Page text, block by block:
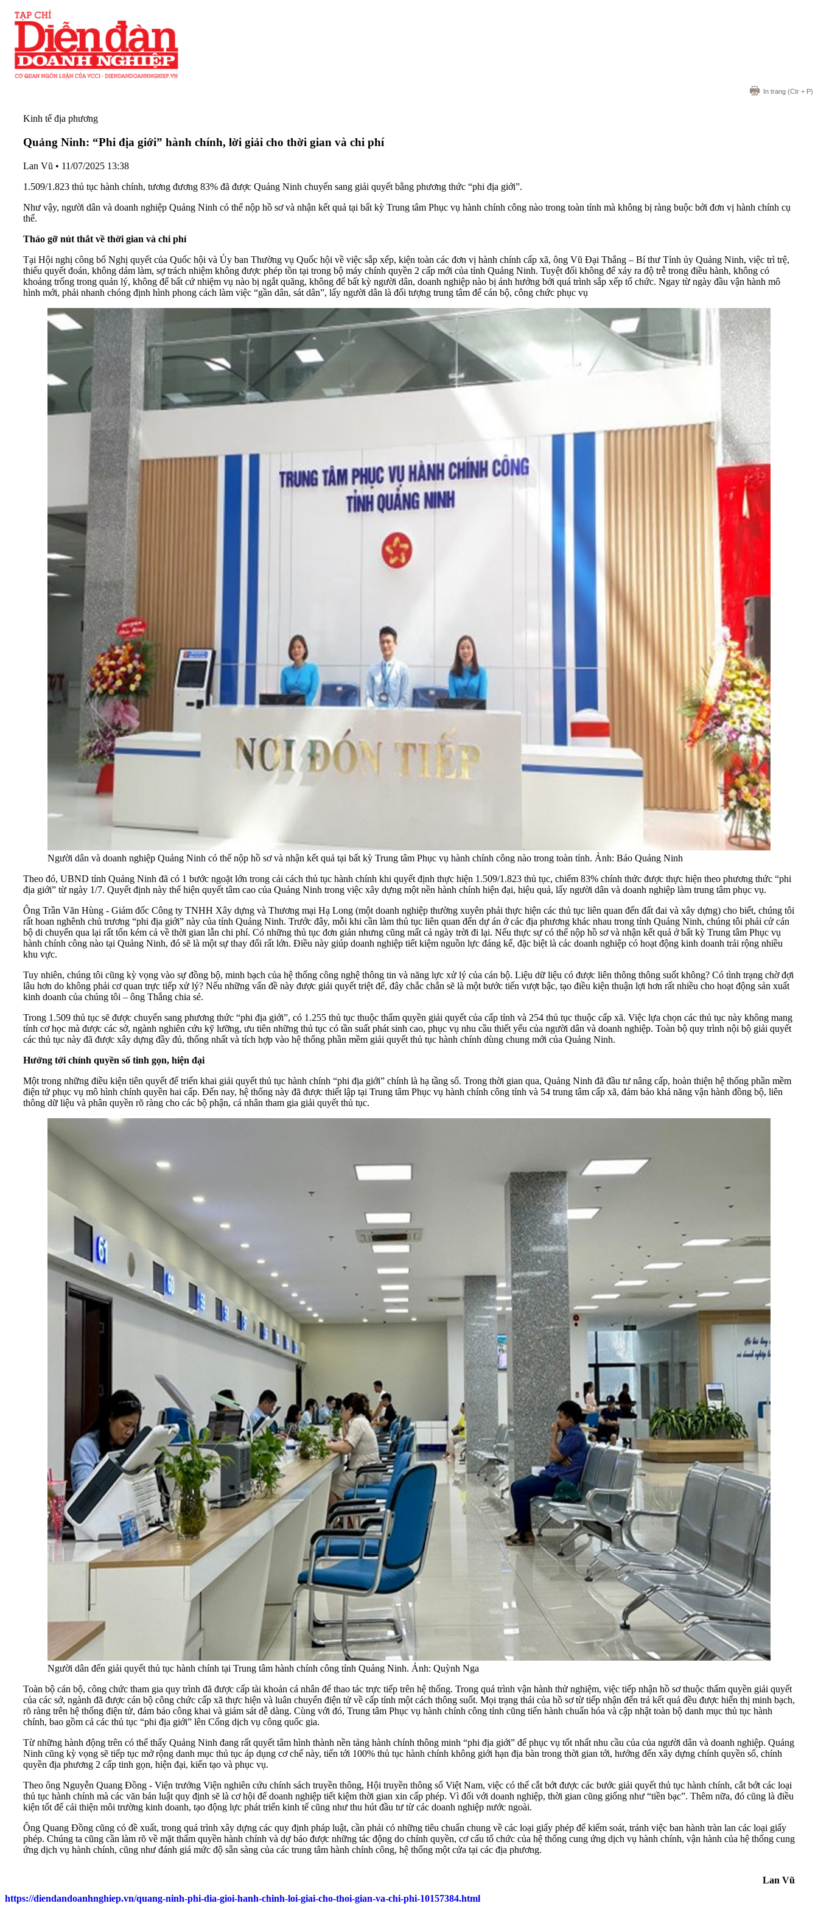
In trang (Ctr + P)
Kinh tế địa phương
Quảng Ninh: “Phi địa giới” hành chính, lời giải cho thời gian và chi phí
Lan Vũ • 11/07/2025 13:38
1.509/1.823 thủ tục hành chính, tương đương 83% đã được Quảng Ninh chuyển sang giải quyết bằng phương thức “phi địa giới”.
Như vậy, người dân và doanh nghiệp Quảng Ninh có thể nộp hồ sơ và nhận kết quả tại bất kỳ Trung tâm Phục vụ hành chính công nào trong toàn tỉnh mà không bị ràng buộc bởi đơn vị hành chính cụ
thể.
Tháo gỡ nút thắt về thời gian và chi phí
Tại Hội nghị công bố Nghị quyết của Quốc hội và Ủy ban Thường vụ Quốc hội về việc sắp xếp, kiện toàn các đơn vị hành chính cấp xã, ông Vũ Đại Thắng – Bí thư Tỉnh ủy Quảng Ninh, việc trì trệ,
thiếu quyết đoán, không dám làm, sợ trách nhiệm không được phép tồn tại trong bộ máy chính quyền 2 cấp mới của tỉnh Quảng Ninh. Tuyệt đối không để xảy ra độ trễ trong điều hành, không có
khoảng trống trong quản lý, không để bất cứ nhiệm vụ nào bị ngắt quãng, không để bất kỳ người dân, doanh nghiệp nào bị ảnh hưởng bởi quá trình sắp xếp tổ chức. Ngay từ ngày đầu vận hành mô
hình mới, phải nhanh chóng định hình phong cách làm việc “gần dân, sát dân”, lấy người dân là đối tượng trung tâm để cán bộ, công chức phục vụ
Người dân và doanh nghiệp Quảng Ninh có thể nộp hồ sơ và nhận kết quả tại bất kỳ Trung tâm Phục vụ hành chính công nào trong toàn tỉnh. Ảnh: Báo Quảng Ninh
Theo đó, UBND tỉnh Quảng Ninh đã có 1 bước ngoặt lớn trong cải cách thủ tục hành chính khi quyết định thực hiện 1.509/1.823 thủ tục, chiếm 83% chính thức được thực hiện theo phương thức “phi
địa giới” từ ngày 1/7. Quyết định này thể hiện quyết tâm cao của Quảng Ninh trong việc xây dựng một nền hành chính hiện đại, hiệu quả, lấy người dân và doanh nghiệp làm trung tâm phục vụ.
Ông Trần Văn Hùng - Giám đốc Công ty TNHH Xây dựng và Thương mại Hạ Long (một doanh nghiệp thường xuyên phải thực hiện các thủ tục liên quan đến đất đai và xây dựng) cho biết, chúng tôi
rất hoan nghênh chủ trương “phi địa giới” này của tỉnh Quảng Ninh. Trước đây, mỗi khi cần làm thủ tục liên quan đến dự án ở các địa phương khác nhau trong tỉnh Quảng Ninh, chúng tôi phải cử cán
bộ di chuyển qua lại rất tốn kém cả về thời gian lẫn chi phí. Có những thủ tục đơn giản nhưng cũng mất cả ngày trời đi lại. Nếu thực sự có thể nộp hồ sơ và nhận kết quả ở bất kỳ Trung tâm Phục vụ
hành chính công nào tại Quảng Ninh, đó sẽ là một sự thay đổi rất lớn. Điều này giúp doanh nghiệp tiết kiệm nguồn lực đáng kể, đặc biệt là các doanh nghiệp có hoạt động kinh doanh trải rộng nhiều
khu vực.
Tuy nhiên, chúng tôi cũng kỳ vọng vào sự đồng bộ, minh bạch của hệ thống công nghệ thông tin và năng lực xử lý của cán bộ. Liệu dữ liệu có được liên thông thông suốt không? Có tình trạng chờ đợi
lâu hơn do không phải cơ quan trực tiếp xử lý? Nếu những vấn đề này được giải quyết triệt để, đây chắc chắn sẽ là một bước tiến vượt bậc, tạo điều kiện thuận lợi hơn rất nhiều cho hoạt động sản xuất
kinh doanh của chúng tôi – ông Thắng chia sẻ.
Trong 1.509 thủ tục sẽ được chuyển sang phương thức “phi địa giới”, có 1.255 thủ tục thuộc thẩm quyền giải quyết của cấp tỉnh và 254 thủ tục thuộc cấp xã. Việc lựa chọn các thủ tục này không mang
tính cơ học mà được các sở, ngành nghiên cứu kỹ lưỡng, ưu tiên những thủ tục có tần suất phát sinh cao, phục vụ nhu cầu thiết yếu của người dân và doanh nghiệp. Toàn bộ quy trình nội bộ giải quyết
các thủ tục này đã được xây dựng đầy đủ, thống nhất và tích hợp vào hệ thống phần mềm giải quyết thủ tục hành chính dùng chung mới của Quảng Ninh.
Hướng tới chính quyền số tinh gọn, hiện đại
Một trong những điều kiện tiên quyết để triển khai giải quyết thủ tục hành chính “phi địa giới” chính là hạ tầng số. Trong thời gian qua, Quảng Ninh đã đầu tư nâng cấp, hoàn thiện hệ thống phần mềm
điện tử phục vụ mô hình chính quyền hai cấp. Đến nay, hệ thống này đã được thiết lập tại Trung tâm Phục vụ hành chính công tỉnh và 54 trung tâm cấp xã, đảm bảo khả năng vận hành đồng bộ, liên
thông dữ liệu và phân quyền rõ ràng cho các bộ phận, cá nhân tham gia giải quyết thủ tục.
Người dân đến giải quyết thủ tục hành chính tại Trung tâm hành chính công tỉnh Quảng Ninh. Ảnh: Quỳnh Nga
Toàn bộ cán bộ, công chức tham gia quy trình đã được cấp tài khoản cá nhân để thao tác trực tiếp trên hệ thống. Trong quá trình vận hành thử nghiệm, việc tiếp nhận hồ sơ thuộc thẩm quyền giải quyết
của các sở, ngành đã được cán bộ công chức cấp xã thực hiện và luân chuyển điện tử về cấp tỉnh một cách thông suốt. Mọi trạng thái của hồ sơ từ tiếp nhận đến trả kết quả đều được hiển thị minh bạch,
rõ ràng trên hệ thống điện tử, đảm bảo công khai và giám sát dễ dàng. Cùng với đó, Trung tâm Phục vụ hành chính công tỉnh cũng tiến hành chuẩn hóa và cập nhật toàn bộ danh mục thủ tục hành
chính, bao gồm cả các thủ tục “phi địa giới” lên Cổng dịch vụ công quốc gia.
Từ những hành động trên có thể thấy Quảng Ninh đang rất quyết tâm hình thành nền tảng hành chính thông minh “phi địa giới” để phục vụ tốt nhất nhu cầu của của người dân và doanh nghiệp. Quảng
Ninh cũng kỳ vọng sẽ tiếp tục mở rộng danh mục thủ tục áp dụng cơ chế này, tiến tới 100% thủ tục hành chính không giới hạn địa bàn trong thời gian tới, hướng đến xây dựng chính quyền số, chính
quyền địa phương 2 cấp tinh gọn, hiện đại, kiến tạo và phục vụ.
Theo ông Nguyễn Quang Đồng - Viện trưởng Viện nghiên cứu chính sách truyền thông, Hội truyền thông số Việt Nam, việc có thể cắt bớt được các bước giải quyết thủ tục hành chính, cắt bớt các loại
thủ tục hành chính mà các văn bản luật quy định sẽ là cơ hội để doanh nghiệp tiết kiệm thời gian xin cấp phép. Vì đối với doanh nghiệp, thời gian cũng giống như “tiền bạc”. Thêm nữa, đó cũng là điều
kiện tốt để cải thiện môi trường kinh doanh, tạo động lực phát triển kinh tế cũng như thu hút đầu tư từ các doanh nghiệp nước ngoài.
Ông Quang Đồng cũng có đề xuất, trong quá trình xây dựng các quy định pháp luật, cần phải có những tiêu chuẩn chung về các loại giấy phép để kiểm soát, tránh việc ban hành tràn lan các loại giấy
phép. Chúng ta cũng cần làm rõ về mặt thẩm quyền hành chính và dự báo được những tác động do chính quyền, cơ cấu tổ chức của hệ thống cung ứng dịch vụ hành chính, vận hành của hệ thống cung
ứng dịch vụ hành chính, cũng như đánh giá mức độ sẵn sàng của các trung tâm hành chính công, hệ thống một cửa tại các địa phương.
Lan Vũ
https://diendandoanhnghiep.vn/quang-ninh-phi-dia-gioi-hanh-chinh-loi-giai-cho-thoi-gian-va-chi-phi-10157384.html